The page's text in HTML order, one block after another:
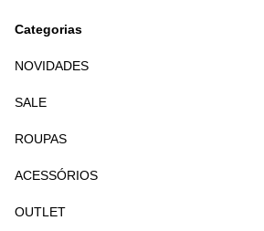
Categorias
NOVIDADES
SALE
ROUPAS
ACESSÓRIOS
OUTLET